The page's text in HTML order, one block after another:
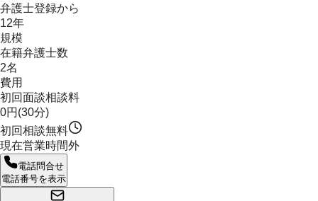
弁護士登録から
12年
規模
在籍弁護士数
2名
費用
初回面談相談料
0円(30分)
初回相談無料
現在営業時間外
電話問合せ
電話番号を表示